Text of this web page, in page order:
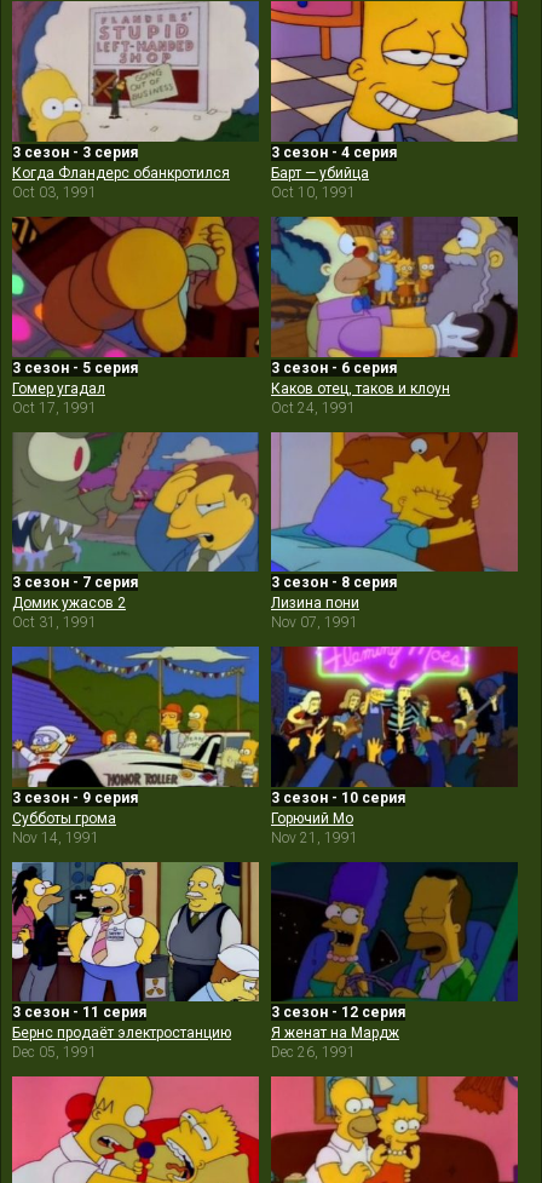
3 сезон - 3 серия
Когда Фландерс обанкротился
Oct 03, 1991
3 сезон - 4 серия
Барт — убийца
Oct 10, 1991
3 сезон - 5 серия
Гомер угадал
Oct 17, 1991
3 сезон - 6 серия
Каков отец, таков и клоун
Oct 24, 1991
3 сезон - 7 серия
Домик ужасов 2
Oct 31, 1991
3 сезон - 8 серия
Лизина пони
Nov 07, 1991
3 сезон - 9 серия
Субботы грома
Nov 14, 1991
3 сезон - 10 серия
Горючий Мо
Nov 21, 1991
3 сезон - 11 серия
Бернс продаёт электростанцию
Dec 05, 1991
3 сезон - 12 серия
Я женат на Мардж
Dec 26, 1991